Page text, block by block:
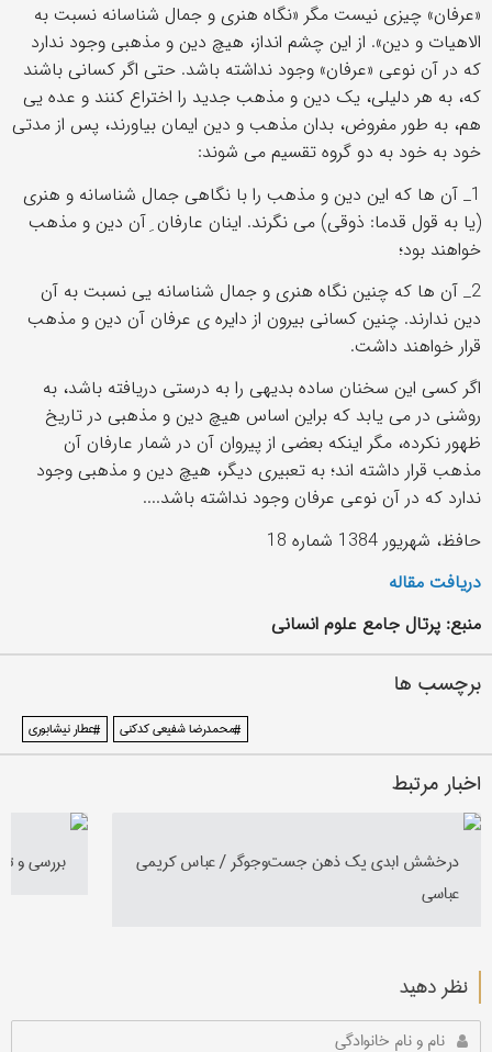
«عرفان» چیزی نیست مگر «نگاه هنری و جمال شناسانه نسبت به
الاهیات و دین». از این چشم انداز، هیچ دین و مذهبی وجود ندارد
که در آن نوعی «عرفان» وجود نداشته باشد. حتی اگر کسانی باشند
که، به هر دلیلی، یک دین و مذهب جدید را اختراع کنند و عده یی
هم، به طور مفروض، بدان مذهب و دین ایمان بیاورند، پس از مدتی
خود به خود به دو گروه تقسیم می شوند:
1_ آن ها که این دین و مذهب را با نگاهی جمال شناسانه و هنری
(یا به قول قدما: ذوقی) می نگرند. اینان عارفان ِ آن دین و مذهب
خواهند بود؛
2_ آن ها که چنین نگاه هنری و جمال شناسانه یی نسبت به آن
دین ندارند. چنین کسانی بیرون از دایره ی عرفان آن دین و مذهب
قرار خواهند داشت.
اگر کسی این سخنان ساده بدیهی را به درستی دریافته باشد، به
روشنی در می یابد که براین اساس هیچ دین و مذهبی در تاریخ
ظهور نکرده، مگر اینکه بعضی از پیروان آن در شمار عارفان آن
مذهب قرار داشته اند؛ به تعبیری دیگر، هیچ دین و مذهبی وجود
ندارد که در آن نوعی عرفان وجود نداشته باشد....
حافظ، شهریور 1384 شماره 18
دریافت مقاله
منبع: پرتال جامع علوم انسانی
برچسب ها
#محمدرضا شفیعی کدکنی #عطار نیشابوری
اخبار مرتبط
درخشش ابدی یک ذهن جست‌وجوگر / عباس کریمی
عباسی
بررسی و
نظر دهید